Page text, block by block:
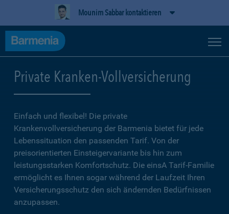
Mounim Sabbar kontaktieren
Private Kranken-Vollversicherung
Einfach und flexibel! Die private
Krankenvollversicherung der Barmenia bietet für jede
Lebenssituation den passenden Tarif. Von der
preisorientierten Einsteigervariante bis hin zum
leistungsstarken Komfortschutz. Die einsA Tarif-Familie
ermöglicht es Ihnen sogar während der Laufzeit Ihren
Versicherungsschutz den sich ändernden Bedürfnissen
anzupassen.